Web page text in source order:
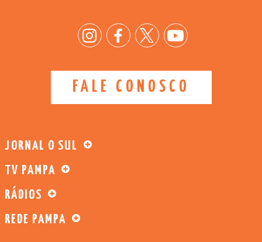
FALE CONOSCO
JORNAL O SUL
TV PAMPA
RÁDIOS
REDE PAMPA